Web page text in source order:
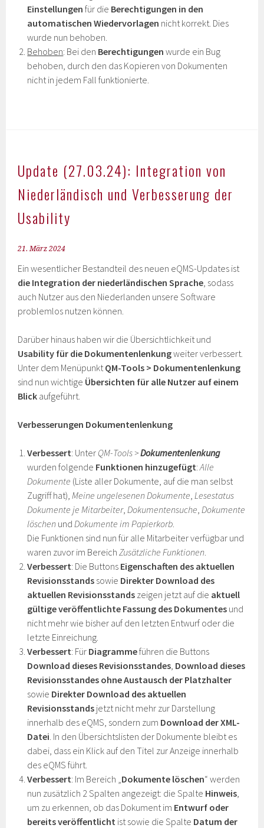
Einstellungen für die Berechtigungen in den
automatischen Wiedervorlagen nicht korrekt. Dies
wurde nun behoben.
Behoben: Bei den Berechtigungen wurde ein Bug
behoben, durch den das Kopieren von Dokumenten
nicht in jedem Fall funktionierte.
Update (27.03.24): Integration von
Niederländisch und Verbesserung der
Usability
21. März 2024
Ein wesentlicher Bestandteil des neuen eQMS-Updates ist
die Integration der niederländischen Sprache, sodass
auch Nutzer aus den Niederlanden unsere Software
problemlos nutzen können.
Darüber hinaus haben wir die Übersichtlichkeit und
Usability für die Dokumentenlenkungweiter verbessert.
Unter dem MenüpunktQM-Tools > Dokumentenlenkung
sind nun wichtige Übersichten für alle Nutzer auf einem
Blick aufgeführt.
Verbesserungen Dokumentenlenkung
Verbessert: Unter QM-Tools >Dokumentenlenkung
wurden folgende Funktionen hinzugefügt:Alle
Dokumente (Liste aller Dokumente, auf die man selbst
Zugriff hat),Meine ungelesenen Dokumente,Lesestatus
Dokumente je Mitarbeiter,Dokumentensuche,Dokumente
löschen undDokumente im Papierkorb.
Die Funktionen sind nun für alle Mitarbeiter verfügbar und
waren zuvor im BereichZusätzliche Funktionen.
Verbessert: Die Buttons Eigenschaften des aktuellen
Revisionsstands sowie Direkter Download des
aktuellen Revisionsstands zeigen jetzt auf die aktuell
gültige veröffentlichte Fassung des Dokumentes und
nicht mehr wie bisher auf den letzten Entwurf oder die
letzte Einreichung.
Verbessert: Für Diagrammeführen die Buttons
Download dieses Revisionsstandes, Download dieses
Revisionsstandes ohne Austausch der Platzhalter
sowie Direkter Download des aktuellen
Revisionsstands jetzt nicht mehr zur Darstellung
innerhalb des eQMS, sondern zum Download der XML-
Datei. In den Übersichtslisten der Dokumente bleibt es
dabei, dass ein Klick auf den Titel zur Anzeige innerhalb
des eQMS führt.
Verbessert: Im Bereich „Dokumente löschen“ werden
nun zusätzlich 2 Spalten angezeigt: die Spalte Hinweis,
um zu erkennen, ob das Dokument im Entwurf oder
bereits veröffentlicht ist sowie die Spalte Datum der